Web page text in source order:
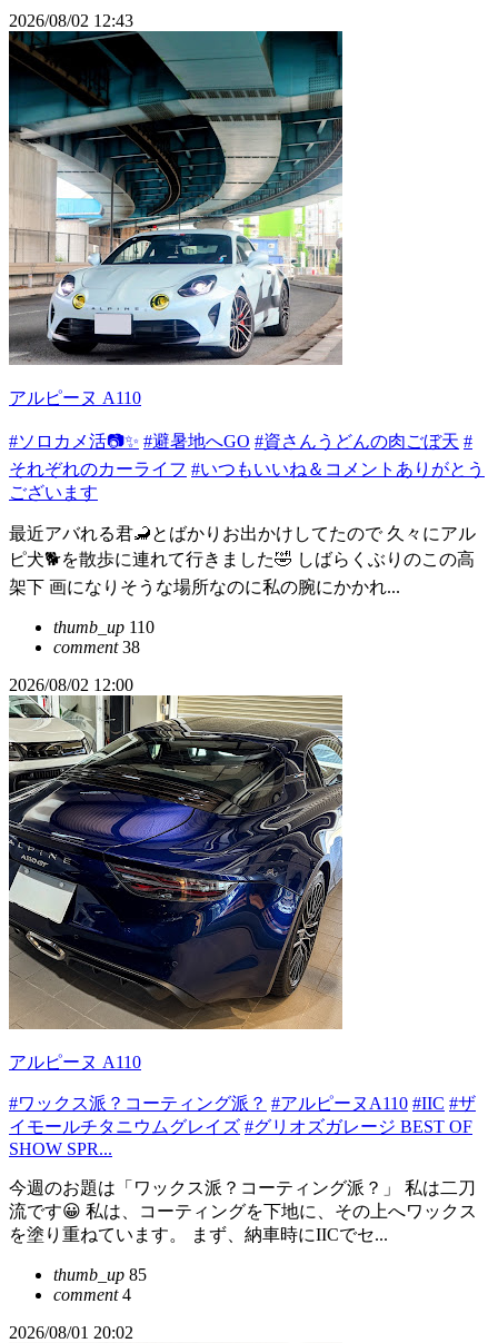
2026/08/02 12:43
アルピーヌ A110
#ソロカメ活📷✨ #避暑地へGO #資さんうどんの肉ごぼ天 #
それぞれのカーライフ #いつもいいね＆コメントありがとう
ございます
最近アバれる君🦂とばかりお出かけしてたので 久々にアル
ピ犬🐕️を散歩に連れて行きました🤣 しばらくぶりのこの高
架下 画になりそうな場所なのに私の腕にかかれ...
thumb_up 110
comment38
2026/08/02 12:00
アルピーヌ A110
#ワックス派？コーティング派？ #アルピーヌA110 #IIC #ザ
イモールチタニウムグレイズ #グリオズガレージ BEST OF
SHOW SPR...
今週のお題は「ワックス派？コーティング派？」 私は二刀
流です😀 私は、コーティングを下地に、その上へワックス
を塗り重ねています。 まず、納車時にIICでセ...
thumb_up 85
comment4
2026/08/01 20:02